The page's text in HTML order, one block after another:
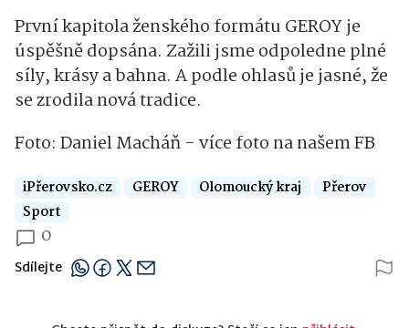
První kapitola ženského formátu GEROY je
úspěšně dopsána. Zažili jsme odpoledne plné
síly, krásy a bahna. A podle ohlasů je jasné, že
se zrodila nová tradice.
Foto: Daniel Macháň - více foto na našem FB
iPřerovsko.cz GEROY Olomoucký kraj
Přerov
Sport
0
Sdílejte